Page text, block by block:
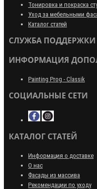
Тонировка и покраска
Уход за мебельными
Каталог статей
СЛУЖБА ПОДДЕРЖКИ
ИНФОРМАЦИЯ
Painting Prog - Classik
СОЦИАЛЬНЫЕ СЕТИ
КАТАЛОГ СТАТЕЙ
Информация о доставке
О нас
Фасады из массива
Рекомендации по уходу